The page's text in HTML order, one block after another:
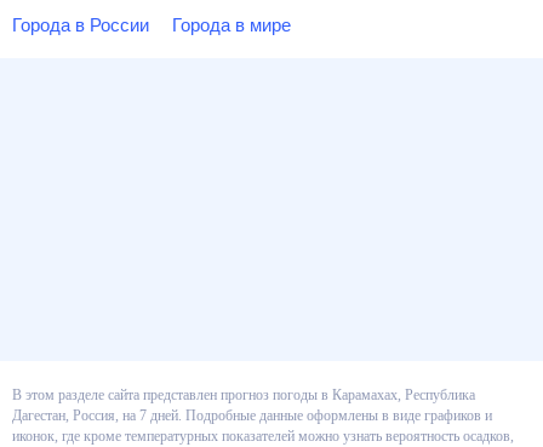
Города в России Города в мире
В этом разделе сайта представлен прогноз погоды в Карамахах,
Республика Дагестан, Россия, на 7 дней. Подробные данные оформлены в
виде графиков и иконок, где кроме температурных показателей можно